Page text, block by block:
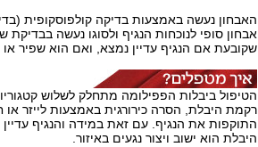
האבחון נעשה באמצעות בדיקה קולפוסקופית
אבחון סופי לנוכחות הנגיף ולסוגו נעשה בבדיקת
שקובעת אם הנגיף עדיין נמצא, ואם הוא שפיר
הטיפול ביבלות הפפילומה מתחלק לשלוש
רקמת היבלת, הסרה כירורגית באמצעות לייזר או
התוקפות את הנגיף. עם זאת במידה והנגיף
היבלת הוא ישוב ויצור נגעים באיזור.